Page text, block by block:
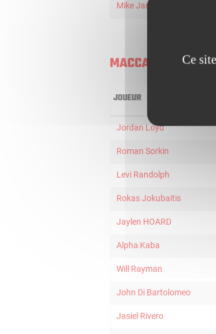
Mike James
MACCABI RAPYD
JOUEUR
Jordan Loyd
Roman Sorkin
Levi Randolph
Rokas Jokubaitis
Jaylen HOARD
Alpha Kaba
Will Rayman
John Di Bartolomeo
Jasiel Rivero
Ce